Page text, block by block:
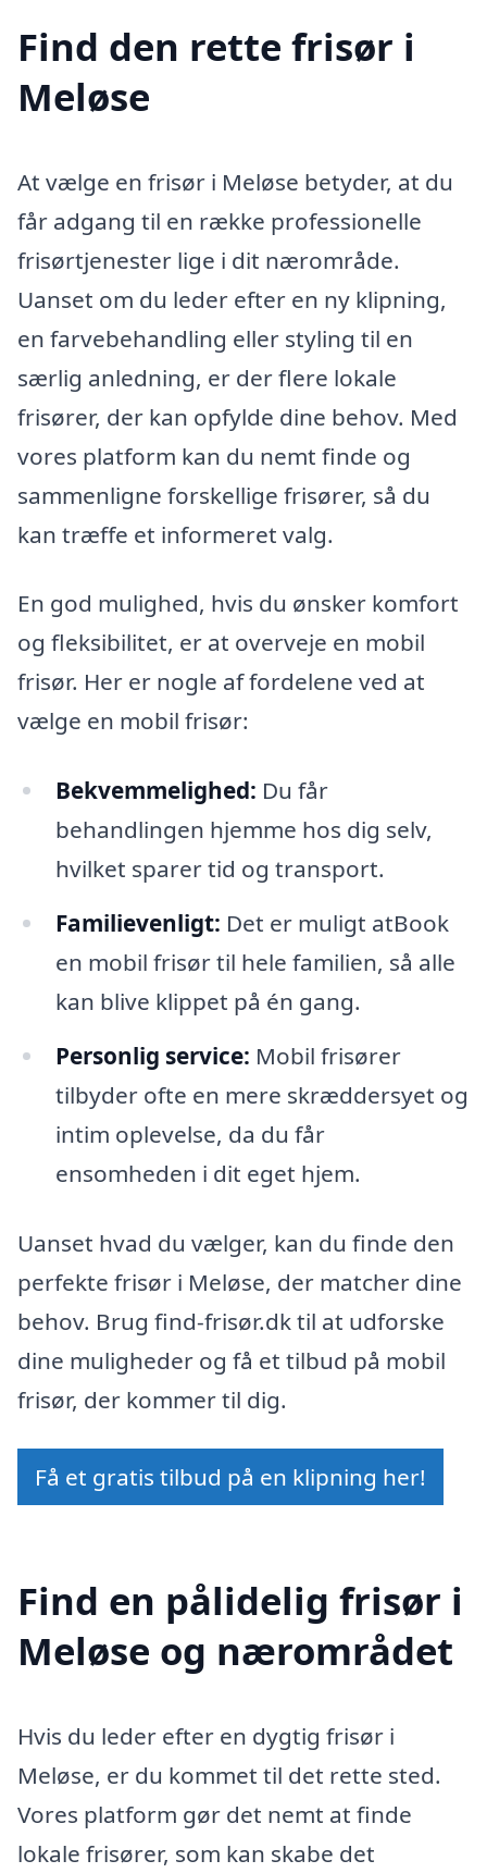
Find den rette frisør i
Meløse
At vælge en frisør i Meløse betyder, at du
får adgang til en række professionelle
frisørtjenester lige i dit nærområde.
Uanset om du leder efter en ny klipning,
en farvebehandling eller styling til en
særlig anledning, er der flere lokale
frisører, der kan opfylde dine behov. Med
vores platform kan du nemt finde og
sammenligne forskellige frisører, så du
kan træffe et informeret valg.
En god mulighed, hvis du ønsker komfort
og fleksibilitet, er at overveje en mobil
frisør. Her er nogle af fordelene ved at
vælge en mobil frisør:
Bekvemmelighed: Du får
behandlingen hjemme hos dig selv,
hvilket sparer tid og transport.
Familievenligt: Det er muligt atBook
en mobil frisør til hele familien, så alle
kan blive klippet på én gang.
Personlig service: Mobil frisører
tilbyder ofte en mere skræddersyet og
intim oplevelse, da du får
ensomheden i dit eget hjem.
Uanset hvad du vælger, kan du finde den
perfekte frisør i Meløse, der matcher dine
behov. Brug find-frisør.dk til at udforske
dine muligheder og få et tilbud på mobil
frisør, der kommer til dig.
Få et gratis tilbud på en klipning her!
Find en pålidelig frisør i
Meløse og nærområdet
Hvis du leder efter en dygtig frisør i
Meløse, er du kommet til det rette sted.
Vores platform gør det nemt at finde
lokale frisører, som kan skabe det